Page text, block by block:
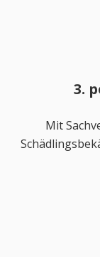
3.
Mit